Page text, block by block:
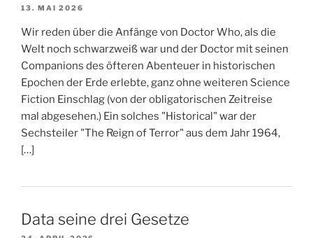
13. MAI 2026
Wir reden über die Anfänge von Doctor Who, als die
Welt noch schwarzweiß war und der Doctor mit seinen
Companions des öfteren Abenteuer in historischen
Epochen der Erde erlebte, ganz ohne weiteren Science
Fiction Einschlag (von der obligatorischen Zeitreise
mal abgesehen.) Ein solches "Historical" war der
Sechsteiler "The Reign of Terror" aus dem Jahr 1964,
[…]
Data seine drei Gesetze